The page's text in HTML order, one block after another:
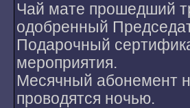
Чай мате прошедший
одобренный
Подарочный
мероприятия.
Месячный абонемент
проводятся ночью.